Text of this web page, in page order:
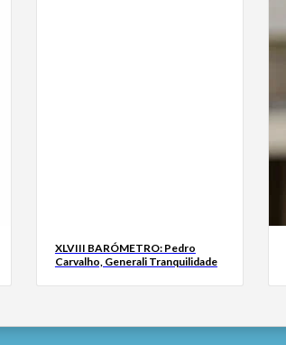
XLVIII BARÓMETRO: Pedro
Carvalho, Generali Tranquilidade